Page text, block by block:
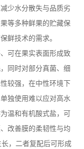
少水分散失与品质劣
等多种鲜果的贮藏保
鲜技术的需求。
可在果实表面形成致
同时对部分真菌、细
较强，在中性环境下
独使用难以应对高水
温和有机酸式盐，可
改善膜的柔韧性与均
，二者复配后可形成